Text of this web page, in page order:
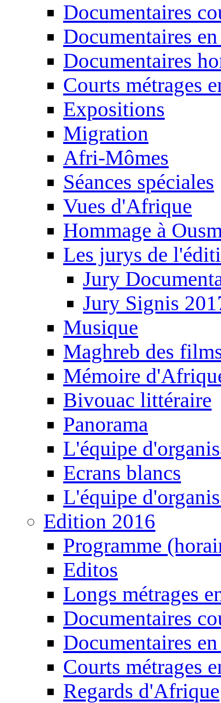
Documentaires
Documentaires
Documentaires
Courts métrages
Expositions
Migration
Afri-Mômes
Séances spéciales
Vues d'Afrique
Hommage à
Les jurys de
Jury
Jury Signis
Musique
Maghreb des
Mémoire
Bivouac littéraire
Panorama
L'équipe
Ecrans blancs
L'équipe
Edition 2016
Programme
Editos
Longs métrages
Documentaires
Documentaires
Courts métrages
Regards d'Afrique